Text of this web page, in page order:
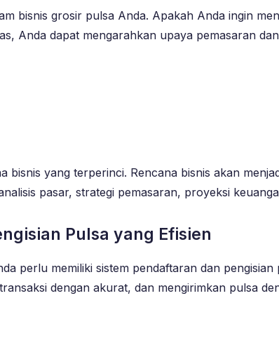
bisnis grosir pulsa Anda. Apakah Anda ingin
Anda dapat mengarahkan upaya pemasaran
yang terperinci. Rencana bisnis akan
pasar, strategi pemasaran, proyeksi
Pulsa yang Efisien
perlu memiliki sistem pendaftaran dan
dengan akurat, dan mengirimkan pulsa